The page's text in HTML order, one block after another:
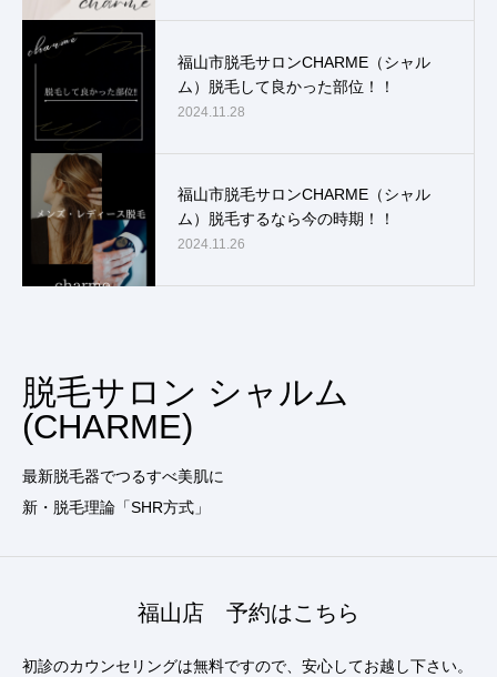
福山市脱毛サロンCHARME（シャル
ム）脱毛して良かった部位！！
2024.11.28
福山市脱毛サロンCHARME（シャル
ム）脱毛するなら今の時期！！
2024.11.26
脱毛サロン シャルム
(CHARME)
最新脱毛器でつるすべ美肌に
新・脱毛理論「SHR方式」
福山店 予約はこちら
初診のカウンセリングは無料ですので、安心してお越し下さい。